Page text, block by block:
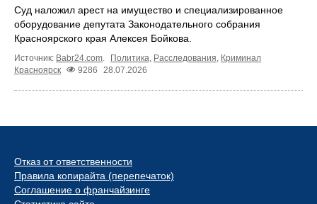
Суд наложил арест на имущество и специализированное
оборудование депутата Законодательного собрания
Красноярского края Алексея Бойкова.
Источник: Babr24.com. Политика, Расследования, Криминал
Красноярск
9286 28.07.2026
Отказ от ответственности
Правила копирайта (перепечаток)
Соглашение о франчайзинге